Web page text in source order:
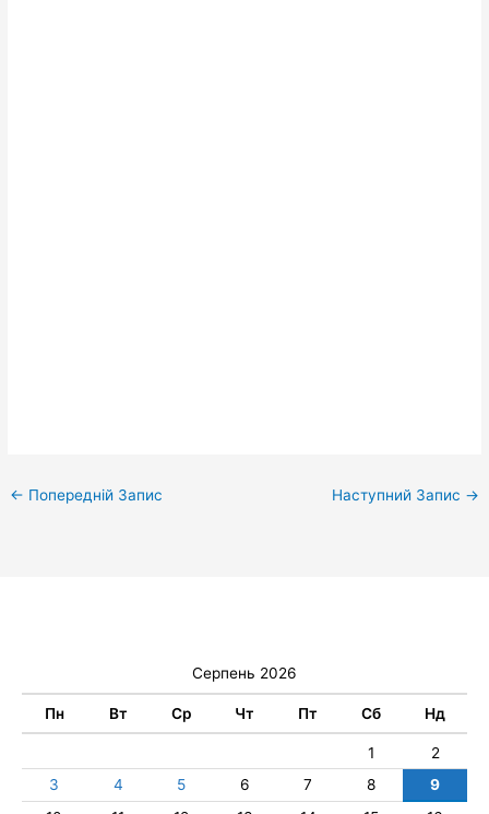
← Попередній Запис Наступний Запис →
Серпень 2026
Пн Вт Ср Чт Пт Сб Нд
1
2
3
4 5 6 7 8
9